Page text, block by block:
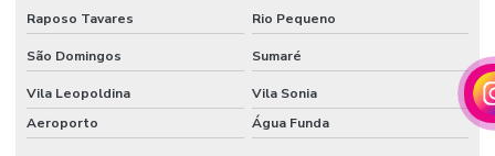
AUTOMAÇÃO
RESIDENCIAL
GRANDE MS
AUTOMAÇÃO
Raposo Tavares Rio Pequeno
São Domingos Sumaré
Vila Leopoldina
Vila Sonia
Aeroporto
Água Funda